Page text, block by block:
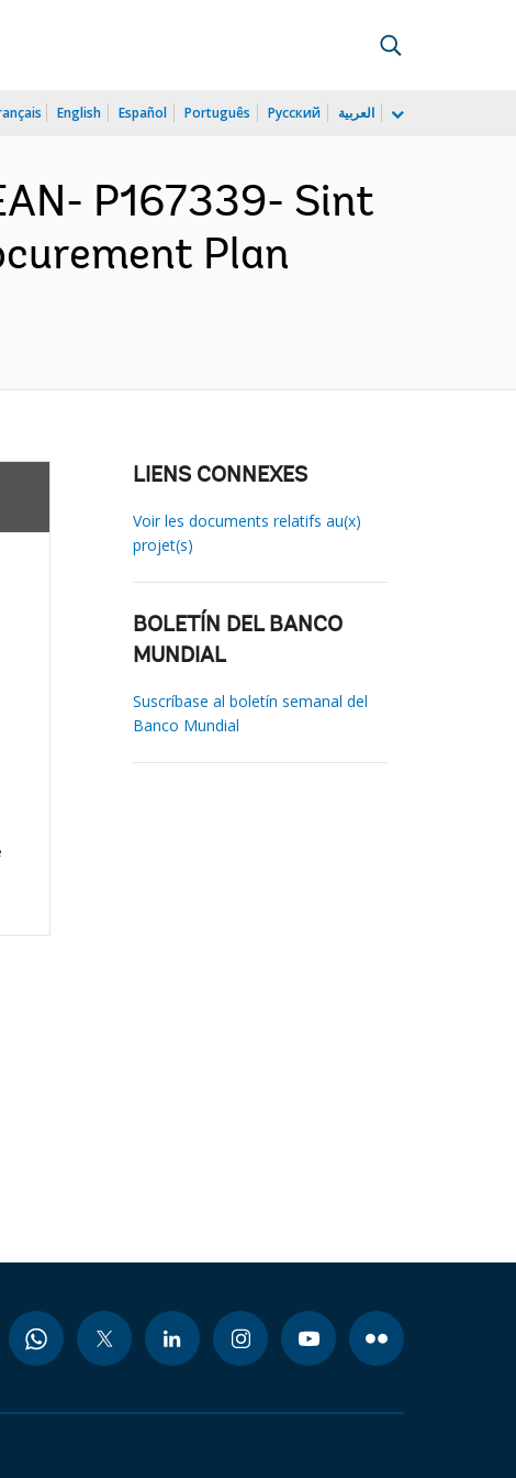
English Español Português Русский العربية
P167339- Sint
Plan
LIENS CONNEXES
Voir les documents relatifs au(x)
projet(s)
BOLETÍN DEL BANCO
MUNDIAL
Suscríbase al boletín semanal del
Banco Mundial